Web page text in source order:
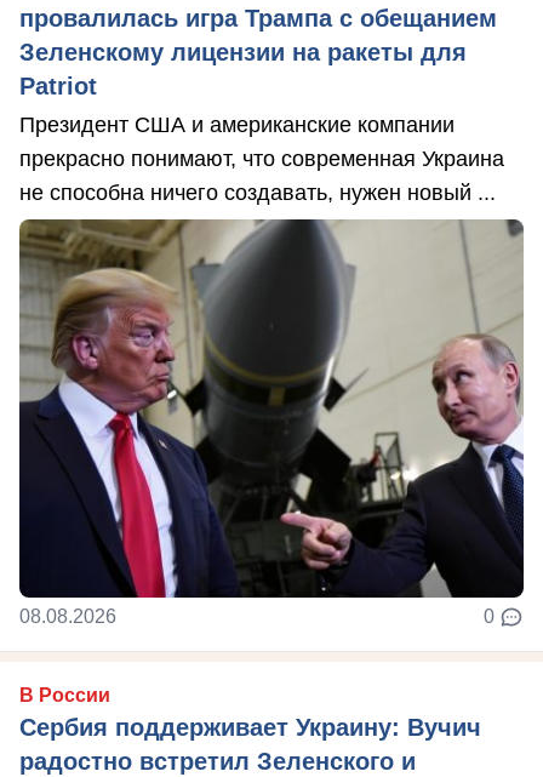
провалилась игра Трампа с обещанием
Зеленскому лицензии на ракеты для
Patriot
Президент США и американские компании
прекрасно понимают, что современная Украина
не способна ничего создавать, нужен новый ...
08.08.2026 0
В России
Сербия поддерживает Украину: Вучич
радостно встретил Зеленского и